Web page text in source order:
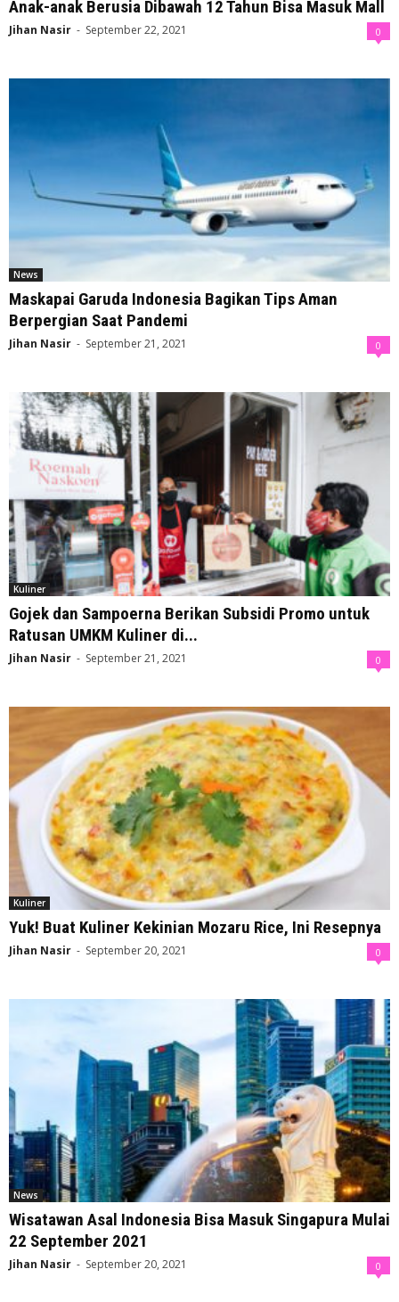
Anak-anak Berusia Dibawah 12 Tahun Bisa Masuk Mall
Jihan Nasir - September 22, 2021 0
News
Maskapai Garuda Indonesia Bagikan Tips Aman
Berpergian Saat Pandemi
Jihan Nasir - September 21, 2021 0
Kuliner
Gojek dan Sampoerna Berikan Subsidi Promo untuk
Ratusan UMKM Kuliner di...
Jihan Nasir - September 21, 2021 0
Kuliner
Yuk! Buat Kuliner Kekinian Mozaru Rice, Ini Resepnya
Jihan Nasir - September 20, 2021 0
News
Wisatawan Asal Indonesia Bisa Masuk Singapura Mulai
22 September 2021
Jihan Nasir - September 20, 2021 0